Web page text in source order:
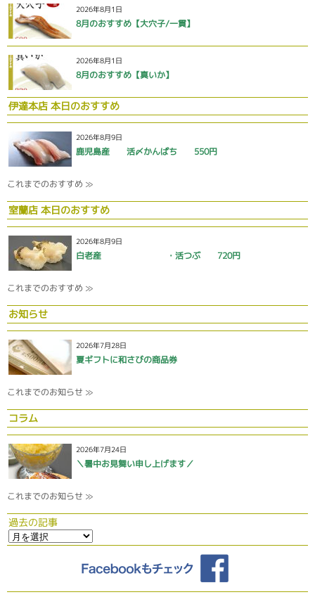
2026年8月1日
8月のおすすめ【大穴子/一貫】
2026年8月1日
8月のおすすめ【真いか】
伊達本店 本日のおすすめ
2026年8月9日
鹿児島産 活〆かんぱち 550円
これまでのおすすめ ≫
室蘭店 本日のおすすめ
2026年8月9日
白老産 ・活つぶ 720円
これまでのおすすめ ≫
お知らせ
2026年7月28日
夏ギフトに和さびの商品券
これまでのお知らせ ≫
コラム
2026年7月24日
＼暑中お見舞い申し上げます／
これまでのお知らせ ≫
過去の記事